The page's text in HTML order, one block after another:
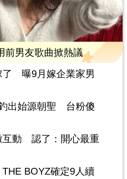
男友歌曲掀熱議
了 曝9月嫁企業家男
出始源朝聖 台粉傻
互動 認了：開心最重
BOYZ確定9人續